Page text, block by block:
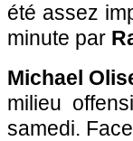
été assez
minute par
Michael
milieu
samedi.